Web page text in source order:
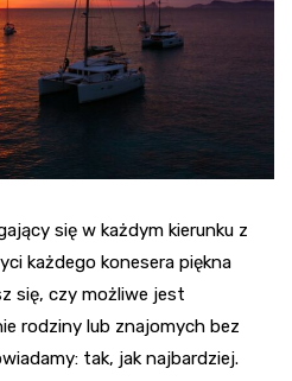
się w każdym kierunku z
każdego konesera piękna
się, czy możliwe jest
rodziny lub znajomych bez
tak, jak najbardziej.